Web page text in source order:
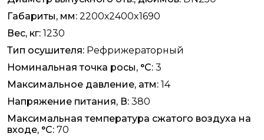
Габариты, мм: 2200х2400x1690
Вес, кг: 1230
Тип осушителя: Рефрижераторный
Номинальная точка росы, °C: 3
Максимальное давление, атм: 14
Напряжение питания, В: 380
Максимальная температура сжатого воздуха на
входе, °C: 70